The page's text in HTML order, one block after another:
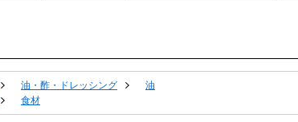
油・酢・ドレッシング
油
食材